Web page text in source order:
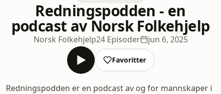
Redningspodden - en
podcast av Norsk Folkehjelp
Norsk Folkehjelp24 Episoder jun 6, 2025
Favoritter
Redningspodden er en podcast av og for mannskaper i